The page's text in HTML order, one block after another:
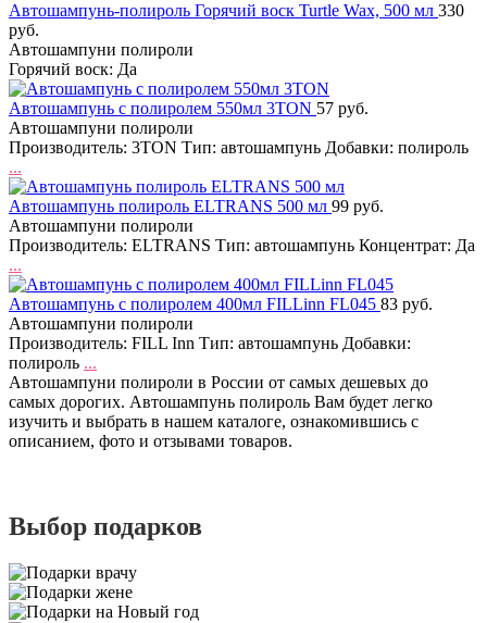
Автошампунь-полироль Горячий воск Turtle Wax, 500 мл 330
руб.
Автошампуни полироли
Горячий воск: Да
Автошампунь с полиролем 550мл 3TON 57 руб.
Автошампуни полироли
Производитель: 3TON Тип: автошампунь Добавки: полироль
...
Автошампунь полироль ELTRANS 500 мл 99 руб.
Автошампуни полироли
Производитель: ELTRANS Тип: автошампунь Концентрат: Да
...
Автошампунь с полиролем 400мл FILLinn FL045 83 руб.
Автошампуни полироли
Производитель: FILL Inn Тип: автошампунь Добавки:
полироль ...
Автошампуни полироли в России от самых дешевых до
самых дорогих. Автошампунь полироль Вам будет легко
изучить и выбрать в нашем каталоге, ознакомившись с
описанием, фото и отзывами товаров.
Выбор подарков